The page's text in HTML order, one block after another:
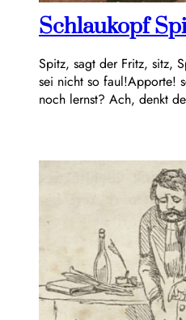
Schlaukopf
Spitz, sagt der Fritz, sitz,
sei nicht so faul!Apporte!
noch lernst? Ach, denkt